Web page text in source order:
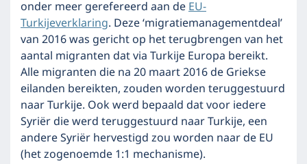
onder meer gerefereerd aan deEU-
Turkijeverklaring. Deze ‘migratiemanagementdeal’
van 2016 was gericht op het terugbrengen van het
aantal migranten dat via Turkije Europa bereikt.
Alle migranten die na 20 maart 2016 de Griekse
eilanden bereikten, zouden worden teruggestuurd
naar Turkije. Ook werd bepaald dat voor iedere
Syriër die werd teruggestuurd naar Turkije, een
andere Syriër hervestigd zou worden naar de EU
(het zogenoemde 1:1 mechanisme).